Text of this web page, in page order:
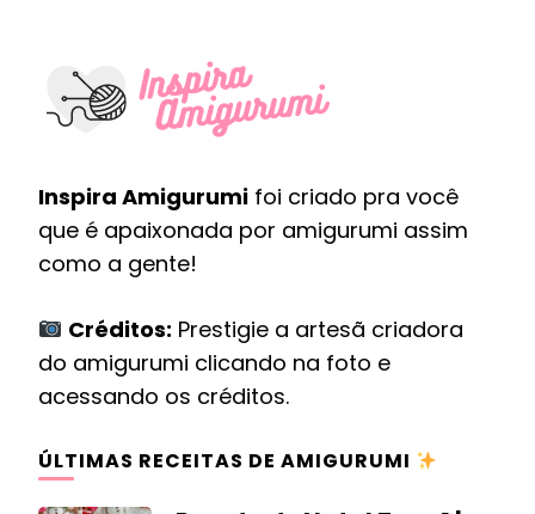
Inspira Amigurumi foi criado pra você
que é apaixonada por amigurumi assim
como a gente!
Créditos: Prestigie a artesã criadora
do amigurumi clicando na foto e
acessando os créditos.
ÚLTIMAS RECEITAS DE AMIGURUMI